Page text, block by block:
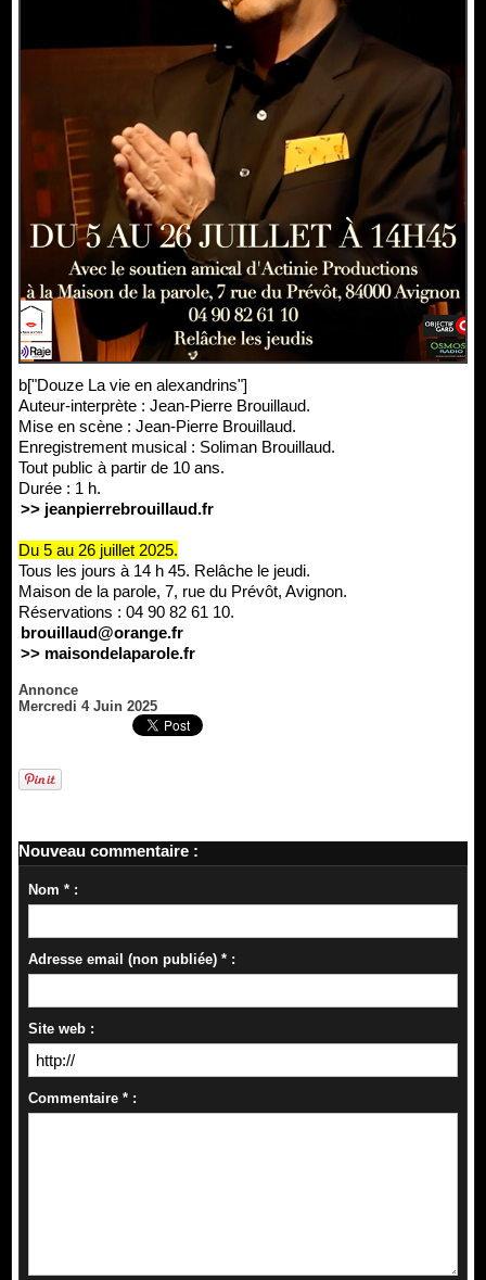
b["Douze La vie en alexandrins"]
Auteur-interprète : Jean-Pierre Brouillaud.
Mise en scène : Jean-Pierre Brouillaud.
Enregistrement musical : Soliman Brouillaud.
Tout public à partir de 10 ans.
Durée : 1 h.
>> jeanpierrebrouillaud.fr
Du 5 au 26 juillet 2025.
Tous les jours à 14 h 45. Relâche le jeudi.
Maison de la parole, 7, rue du Prévôt, Avignon.
Réservations : 04 90 82 61 10.
brouillaud@orange.fr
>> maisondelaparole.fr
Annonce
Mercredi 4 Juin 2025
Nouveau commentaire :
Nom * :
Adresse email (non publiée) * :
Site web :
Commentaire * :